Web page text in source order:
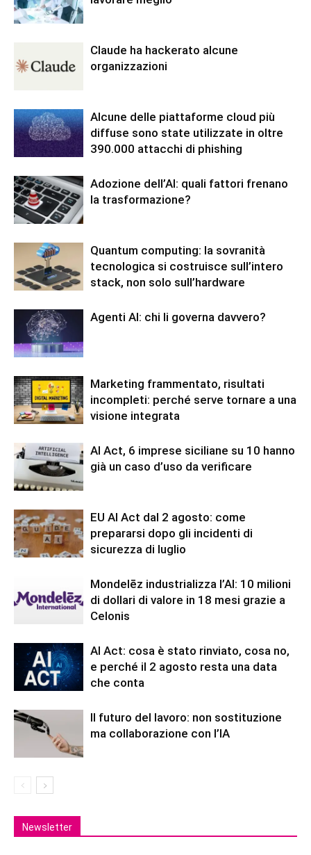
Claude ha hackerato alcune
organizzazioni
Alcune delle piattaforme cloud più
diffuse sono state utilizzate in oltre
390.000 attacchi di phishing
Adozione dell’AI: quali fattori frenano
la trasformazione?
Quantum computing: la sovranità
tecnologica si costruisce sull’intero
stack, non solo sull’hardware
Agenti AI: chi li governa davvero?
Marketing frammentato, risultati
incompleti: perché serve tornare a una
visione integrata
AI Act, 6 imprese siciliane su 10 hanno
già un caso d’uso da verificare
EU AI Act dal 2 agosto: come
prepararsi dopo gli incidenti di
sicurezza di luglio
Mondelēz industrializza l’AI: 10 milioni
di dollari di valore in 18 mesi grazie a
Celonis
AI Act: cosa è stato rinviato, cosa no,
e perché il 2 agosto resta una data
che conta
Il futuro del lavoro: non sostituzione
ma collaborazione con l’IA
Newsletter